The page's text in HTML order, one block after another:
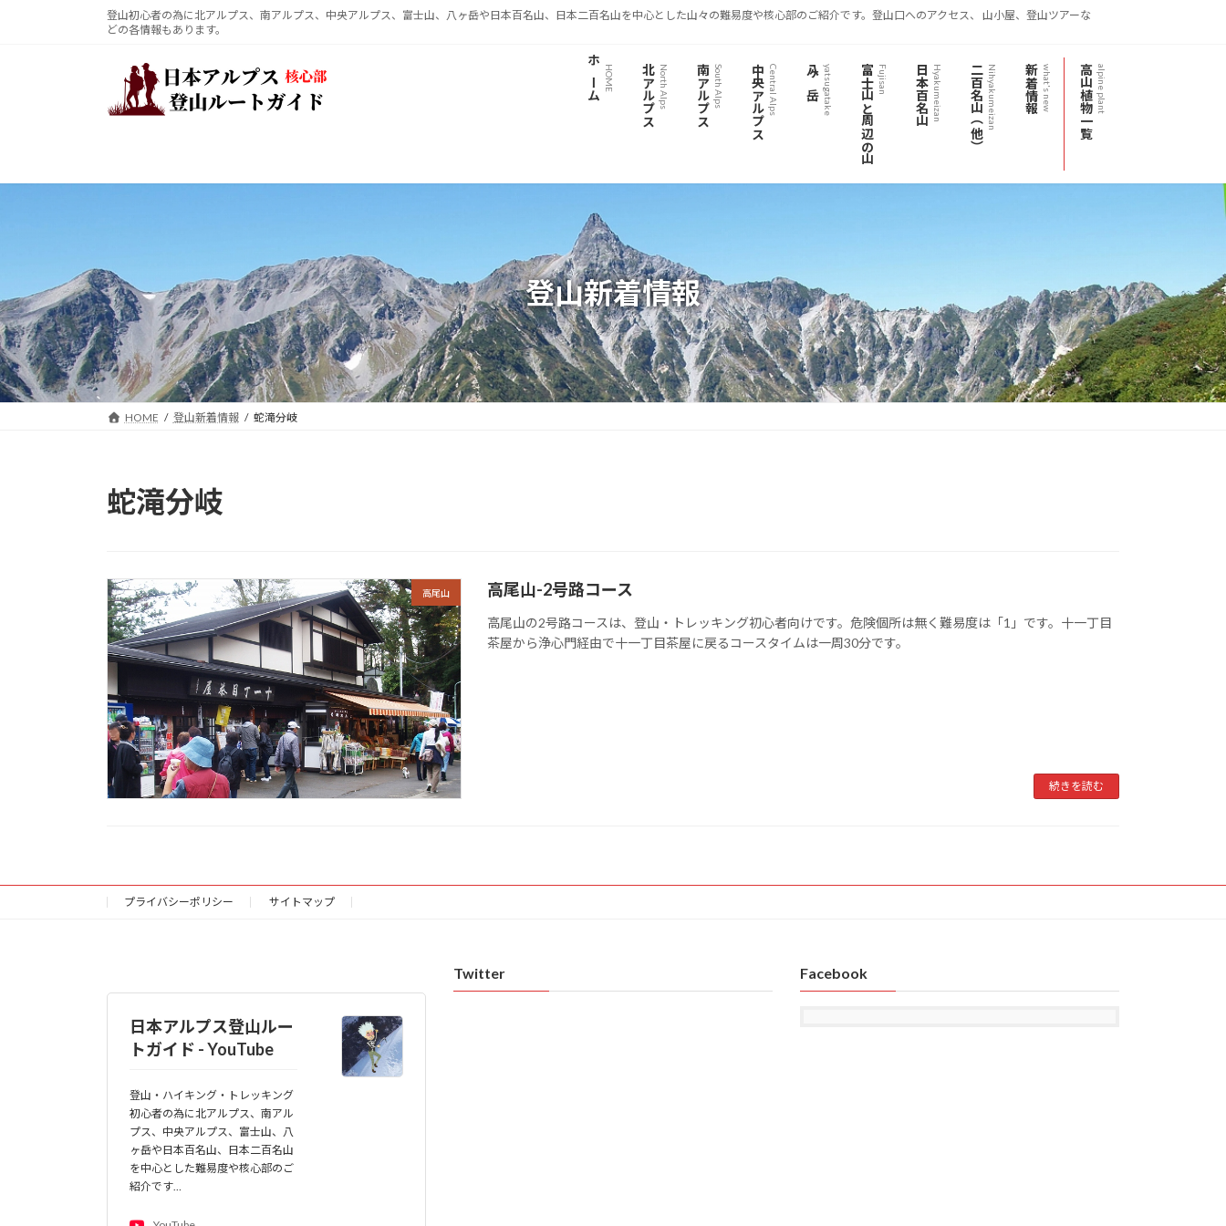
ッ
移
登山初心者の為に北アルプス、南アルプス、中央アルプス、富士山、八ヶ岳や日本百名山、日本二百名山を中心とした山々の難易度や核心部のご紹介です。登山口へのアクセス、 山小屋、登山ツアーな
どの各情報もあります。
ホーム HOME 北アルプスNorth Alps 南アルプスSouth Alps 中央アルプスCentral Alps 八ヶ岳yatsugatake 富士山と周辺の山Fujisan 日本百名山Hyakumeizan 二百名山（他）Nihyakumeizan 新着情報what's new 高山植物一覧alpine plant
登山新着情報
HOME 登山新着情報 蛇滝分岐
蛇滝分岐
高尾山 高尾山-2号路コース
高尾山の2号路コースは、登山・トレッキング初心者向けです。危険個所は無く難易度は「1」です。十一丁目
茶屋から浄心門経由で十一丁目茶屋に戻るコースタイムは一周30分です。
続きを読む
プライバシーポリシー サイトマップ
日本アルプス登山ルー
トガイド - YouTube
登山・ハイキング・トレッキング
初心者の為に北アルプス、南アル
プス、中央アルプス、富士山、八
ヶ岳や日本百名山、日本二百名山
を中心とした難易度や核心部のご
紹介です…
Twitter Facebook